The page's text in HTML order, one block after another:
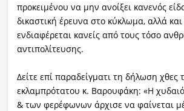
προκειμένου να μην ανοίξει κανενός
δικαστική έρευνα στο κύκλωμα, αλλά και
ενδιαφέρεται κανείς από τους τόσο
αντιπολίτευσης.
Δείτε επί παραδείγματι τη δήλωση χθες
εκλαμπρότατου κ. Βαρουφάκη: «Η
& των φερέφωνων άρχισε να φαίνεται